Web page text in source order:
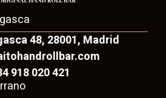
48, 28001, Madrid
918 020 421